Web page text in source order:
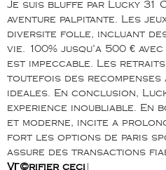
Je suis bluffe par Lucky 31
aventure palpitante. Les
diversite folle, incluant
vie. 100% jusqu’a 500 €
est impeccable. Les
toutefois des
ideales. En conclusion,
experience inoubliable. En
et moderne, incite a
fort les options de paris
assure des transactions
VГ©rifier ceci